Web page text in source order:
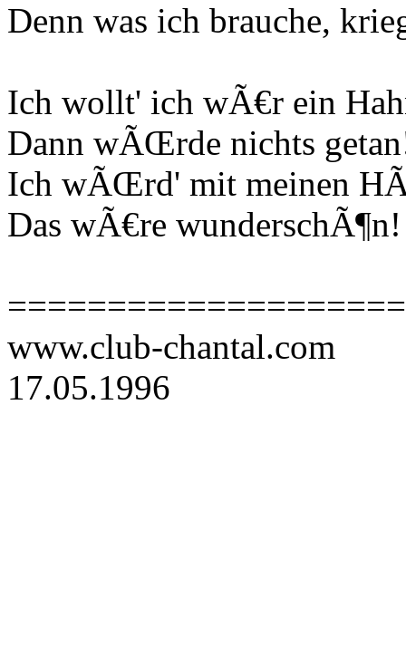
Denn was ich brauche,
Ich wollt' ich wÃ€r ein
Dann wÃŒrde nichts
Ich wÃŒrd' mit meinen
Das wÃ€re wunderschÃ¶n!
====================
www.club-chantal.com
17.05.1996